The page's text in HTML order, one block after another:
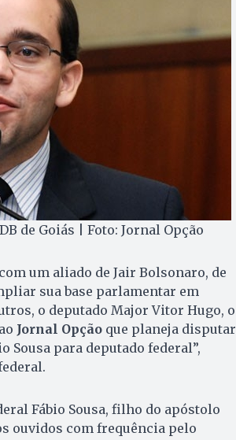
de Goiás | Foto: Jornal Opção
um aliado de Jair Bolsonaro, de
sua base parlamentar em
o deputado Major Vitor Hugo, o
Jornal Opçãoque planeja disputar
Sousa para deputado federal”,
Fábio Sousa, filho do apóstolo
ouvidos com frequência pelo